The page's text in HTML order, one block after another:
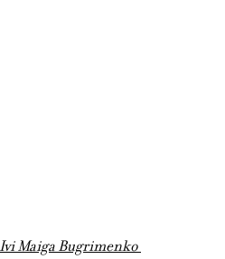
Ivi Maiga Bugrimenko